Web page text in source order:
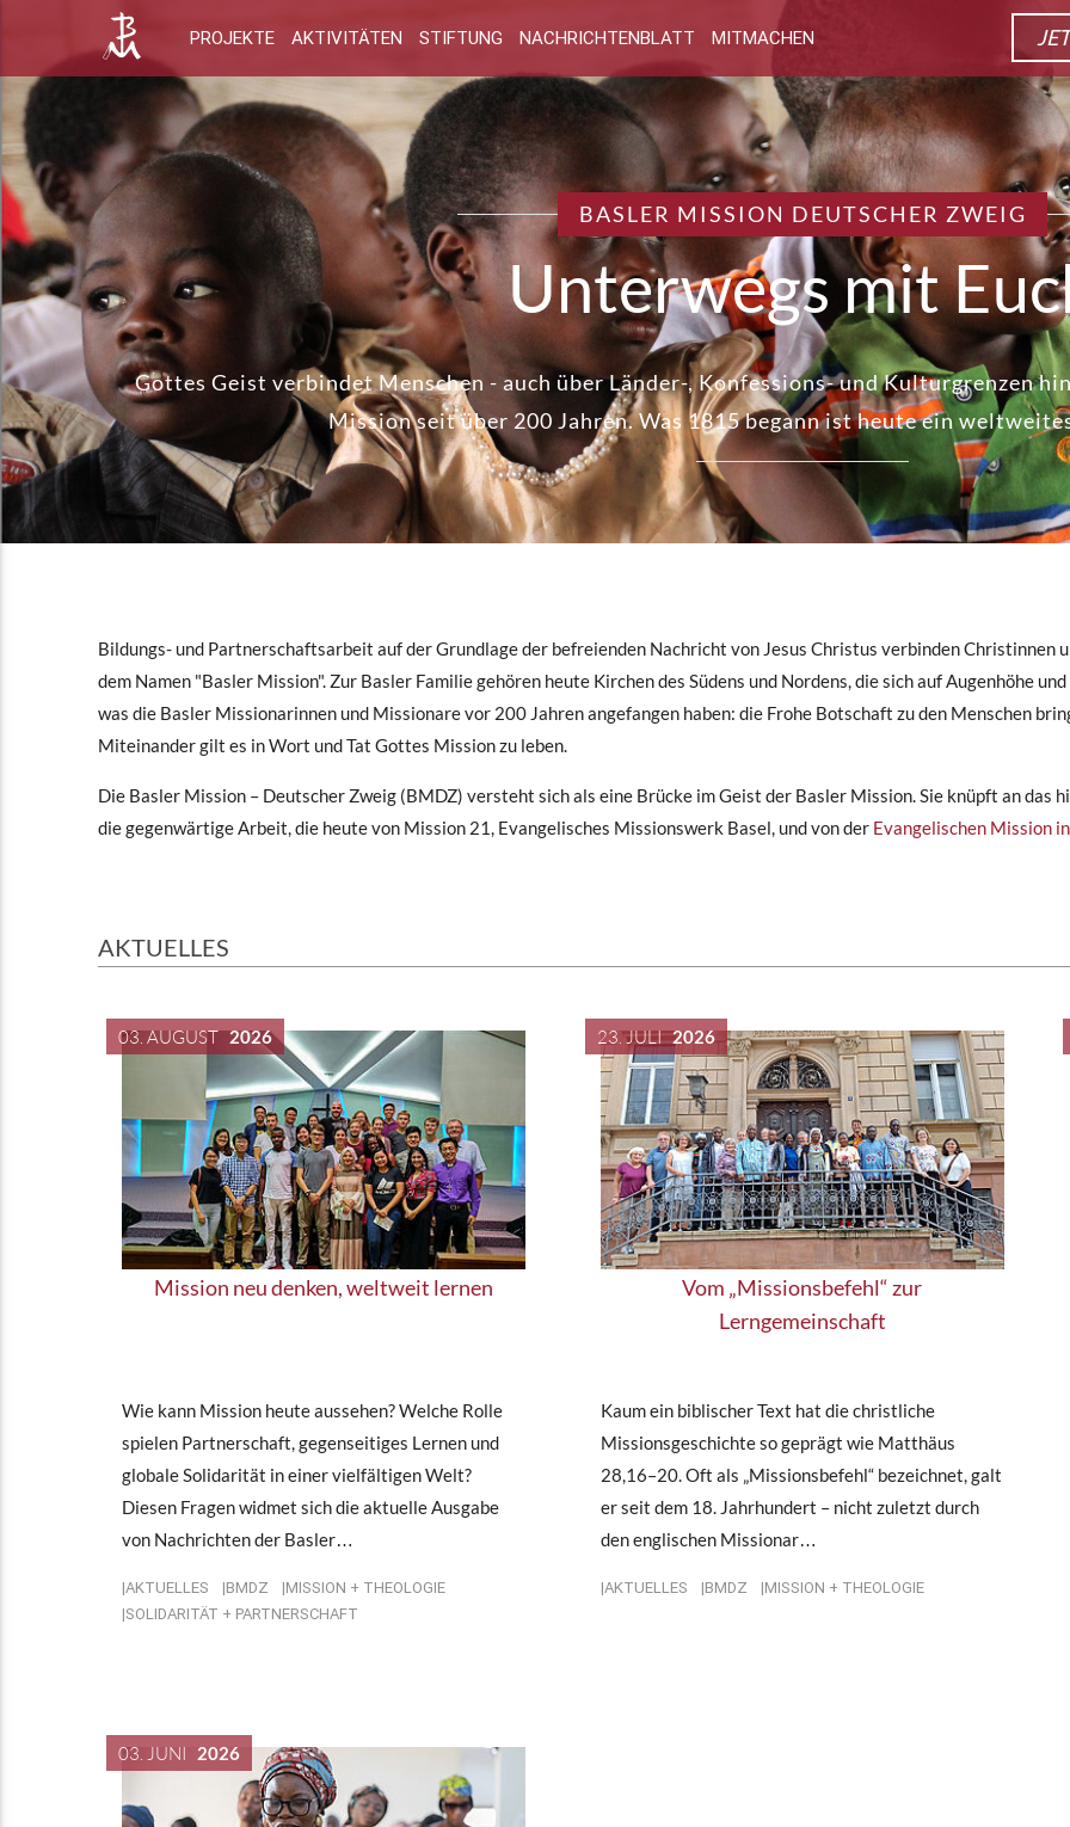
PROJEKTE AKTIVITÄTEN STIFTUNG NACHRICHTENBLATT MITMACHEN
BASLER MISSION DEUTSCHER ZWEIG
Unterwegs mit
Gottes Geist verbindet Menschen - auch über Länder-, Konfessions- und Kulturgrenzen
Mission seit über 200 Jahren. Was 1815 begann ist heute ein
Bildungs- und Partnerschaftsarbeit auf der Grundlage der befreienden Nachricht von Jesus Christus verbinden Christinnen
dem Namen "Basler Mission". Zur Basler Familie gehören heute Kirchen des Südens und Nordens, die sich auf Augenhöhe
was die Basler Missionarinnen und Missionare vor 200 Jahren angefangen haben: die Frohe Botschaft zu den Menschen
Miteinander gilt es in Wort und Tat Gottes Mission zu leben.
Die Basler Mission – Deutscher Zweig (BMDZ) versteht sich als eine Brücke im Geist der Basler Mission. Sie knüpft an
die gegenwärtige Arbeit, die heute von Mission 21, Evangelisches Missionswerk Basel, und von der Evangelischen Mission
AKTUELLES
03. AUGUST 2026
Mission neu denken, weltweit lernen
Wie kann Mission heute aussehen? Welche Rolle
spielen Partnerschaft, gegenseitiges Lernen und
globale Solidarität in einer vielfältigen Welt?
Diesen Fragen widmet sich die aktuelle Ausgabe
von Nachrichten der Basler…
AKTUELLES BMDZ
MISSION + THEOLOGIE
SOLIDARITÄT + PARTNERSCHAFT
23. JULI 2026
Vom „Missionsbefehl“ zur
Lerngemeinschaft
Kaum ein biblischer Text hat die christliche
Missionsgeschichte so geprägt wie Matthäus
28,16–20. Oft als „Missionsbefehl“ bezeichnet, galt
er seit dem 18. Jahrhundert – nicht zuletzt durch
den englischen Missionar…
AKTUELLES BMDZ MISSION + THEOLOGIE
03. JUNI 2026